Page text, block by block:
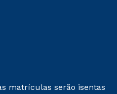
matrículas serão isentas